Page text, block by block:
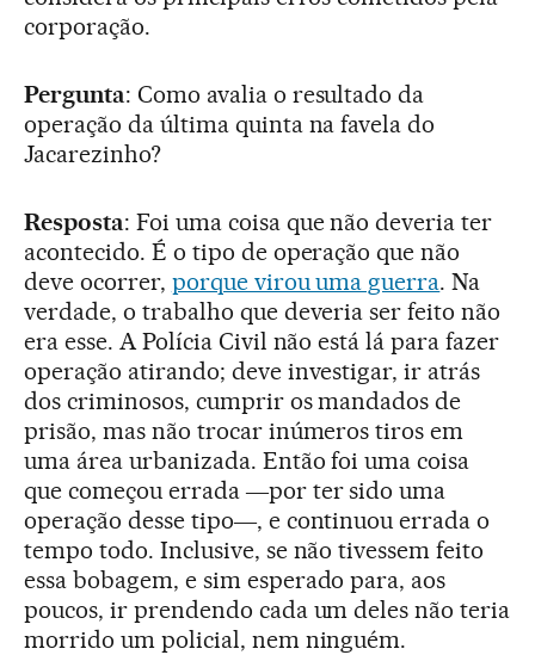
corporação.
Pergunta: Como avalia o resultado da
operação da última quinta na favela do
Jacarezinho?
Resposta: Foi uma coisa que não deveria ter
acontecido. É o tipo de operação que não
deve ocorrer, porque virou uma guerra. Na
verdade, o trabalho que deveria ser feito não
era esse. A Polícia Civil não está lá para fazer
operação atirando; deve investigar, ir atrás
dos criminosos, cumprir os mandados de
prisão, mas não trocar inúmeros tiros em
uma área urbanizada. Então foi uma coisa
que começou errada ―por ter sido uma
operação desse tipo―, e continuou errada o
tempo todo. Inclusive, se não tivessem feito
essa bobagem, e sim esperado para, aos
poucos, ir prendendo cada um deles não teria
morrido um policial, nem ninguém.